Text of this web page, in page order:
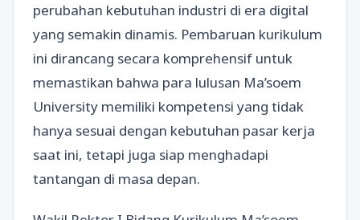
perubahan kebutuhan industri di era digital
yang semakin dinamis. Pembaruan kurikulum
ini dirancang secara komprehensif untuk
memastikan bahwa para lulusan Ma’soem
University memiliki kompetensi yang tidak
hanya sesuai dengan kebutuhan pasar kerja
saat ini, tetapi juga siap menghadapi
tantangan di masa depan.